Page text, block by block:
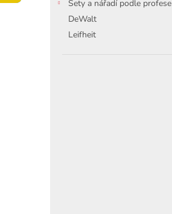
Sety a nářadí podle profese
DeWalt
Leifheit